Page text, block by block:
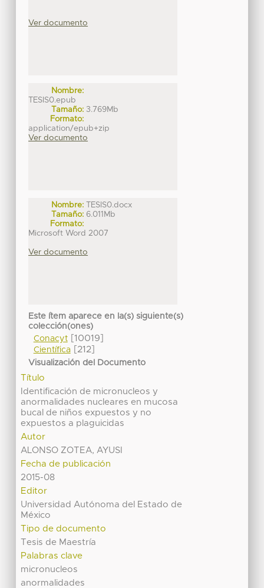
Ver documento
Nombre:
TESIS0.epub
Tamaño: 3.769Mb
Formato:
application/epub+zip
Ver documento
Nombre:
TESIS0.docx
Tamaño: 6.011Mb
Formato:
Microsoft Word 2007
Ver documento
Este ítem aparece en la(s) siguiente(s)
colección(ones)
Conacyt[10019]
Científica[212]
Visualización del Documento
Título
Identificación de micronucleos y
anormalidades nucleares en mucosa
bucal de niños expuestos y no
expuestos a plaguicidas
Autor
ALONSO ZOTEA, AYUSI
Fecha de publicación
2015-08
Editor
Universidad Autónoma del Estado de
México
Tipo de documento
Tesis de Maestría
Palabras clave
micronucleos
anormalidades